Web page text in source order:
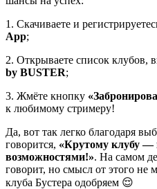
1. Скачиваете и
App;
2. Открываете список клубов,
by BUSTER;
3. Жмёте кнопку
к любимому стримеру!
Да, вот так легко благодаря
говорится, «Крутому клубу —
возможностями!». На самом
говорит, но смысл от этого
клуба Бустера одобряем 😌